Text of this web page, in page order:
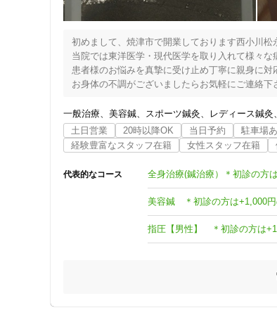
初めまして、焼津市で開業しております西小川松
当院では東洋医学・現代医学を取り入れて様々な
患者様のお悩みを真摯に受け止め丁寧に親身に対
お身体の不調がございましたらお気軽にご連絡下
患者様の症状に合わせた治療をさせていただきま
鍼灸は首肩こり膝の痛みや運動疾患だけでなく
問診を大切にしておりますので、施術前の問診
院長は女性で臨床歴40年以上のベテラン鍼灸師
【松永鍼灸院がお手伝いできること！！】
★痛みの緩和・解消
さらに松永鍼灸院では「美容」にも力を入れてお
一般治療 美容鍼 スポーツ鍼灸 レディース鍼灸
土日営業
20時以降OK 当日予約 駐車場
経験豊富なスタッフ在籍
女性スタッフ在籍
代表的なコース 全身治療(鍼治療）＊初診の方
美容鍼 ＊初診の方は+1,000円
指圧【男性】 ＊初診の方は